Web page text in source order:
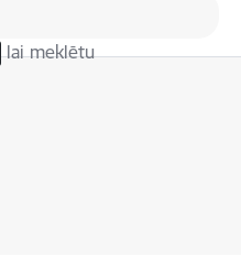
lai meklētu